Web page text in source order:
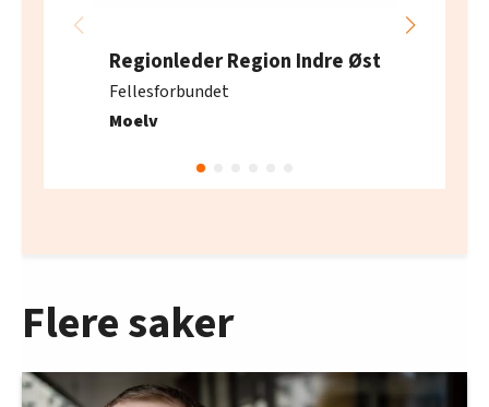
Regionleder Region Indre Øst
Fellesforbundet
Moelv
Flere saker